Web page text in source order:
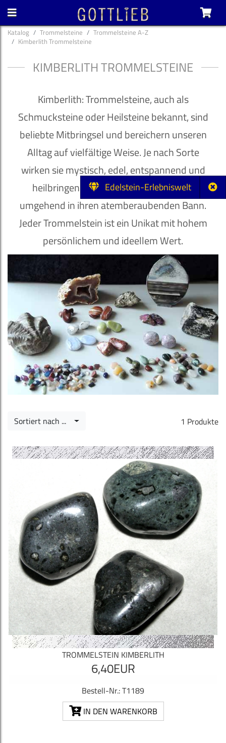
Edelstein-Erlebniswelt
Katalog Trommelsteine
Trommelsteine A-Z
Kimberlith Trommelsteine
KIMBERLITH TROMMELSTEINE
Kimberlith: Trommelsteine, auch als
Schmucksteine oder Heilsteine bekannt, sind
beliebte Mitbringsel und bereichern unseren
Alltag auf vielfältige Weise. Je nach Sorte
wirken sie mystisch, edel, entspannend und
heilbringend und ziehen ihren Besitzer
umgehend in ihren atemberaubenden Bann.
Jeder Trommelstein ist ein Unikat mit hohem
persönlichem und ideellem Wert.
1 Produkte
Sortiert nach ...
TROMMELSTEIN KIMBERLITH
6,40EUR
Bestell-Nr.: T1189
IN DEN WARENKORB